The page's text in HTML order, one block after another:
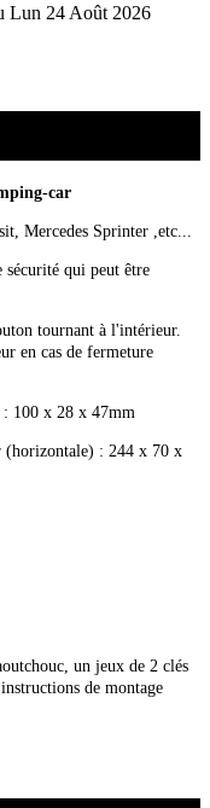
Lun 24 Août 2026
car
Mercedes Sprinter ,etc...
qui peut être
tournant à l'intérieur.
en cas de fermeture
100 x 28 x 47mm
(horizontale) : 244 x 70 x
un jeux de 2 clés
de montage